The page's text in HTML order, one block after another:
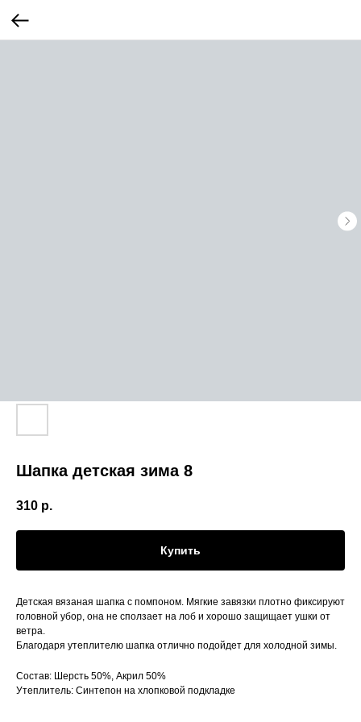
Шапка детская зима 8
310 р.
Купить
Детская вязаная шапка с помпоном. Мягкие завязки плотно фиксируют
головной убор, она не сползает на лоб и хорошо защищает ушки от
ветра.
Благодаря утеплителю шапка отлично подойдет для холодной зимы.
Состав: Шерсть 50%, Акрил 50%
Утеплитель: Синтепон на хлопковой подкладке